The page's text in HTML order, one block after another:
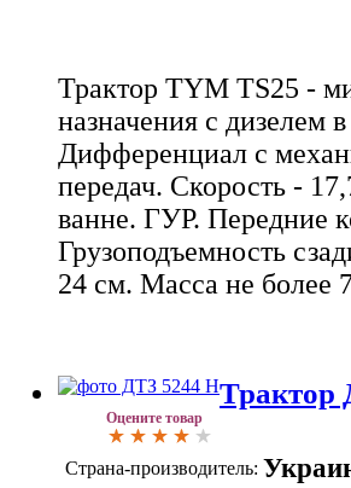
Трактор TYM TS25 -
назначения с дизелем
Дифференциал с
передач. Скорость -
ванне. ГУР. Передние
Грузоподъемность
24 см. Масса не более
Оцените товар
Трактор
Страна-производитель: